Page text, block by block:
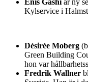
Enis Gashi är ny
Kylservice i
Désirée Moberg
Green Building
hon var
Fredrik Wallner